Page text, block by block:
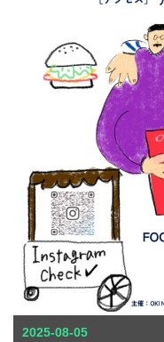
2025-08-05